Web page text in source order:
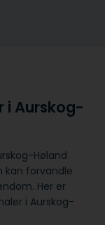
i Aurskog-
Høland
kan forvandle
Her er
i Aurskog-